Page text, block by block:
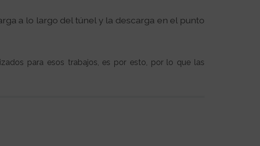
a lo largo del túnel y la descarga en el punto
para esos trabajos, es por esto, por lo que las